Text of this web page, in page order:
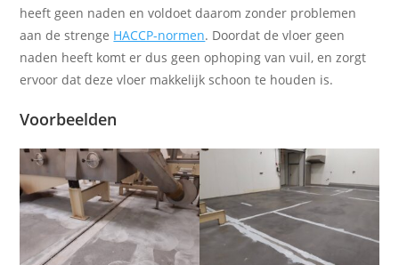
heeft geen naden en voldoet daarom zonder problemen
aan de strenge HACCP-normen. Doordat de vloer geen
naden heeft komt er dus geen ophoping van vuil, en zorgt
ervoor dat deze vloer makkelijk schoon te houden is.
Voorbeelden